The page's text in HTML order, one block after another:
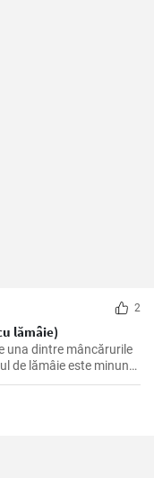
2
lămâie)
una dintre mâncărurile
de lămâie este minunat
cărnii de vițel. Este un
un gust bun vara,
dispoziție bună și pe